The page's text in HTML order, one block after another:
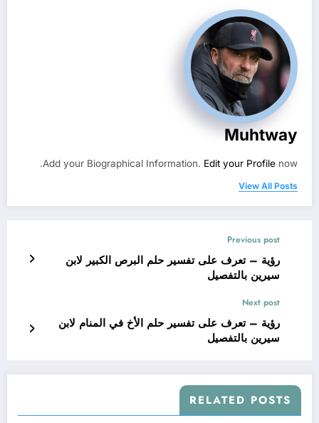
Muhtway
Add your Biographical Information. Edit your Profile now.
View All Posts
Previous post
رؤية – تعرف على تفسير حلم البرص الكبير لابن
سيرين بالتفصيل
Next post
رؤية – تعرف على تفسير حلم الأخ في المنام لابن
سيرين بالتفصيل
RELATED POSTS